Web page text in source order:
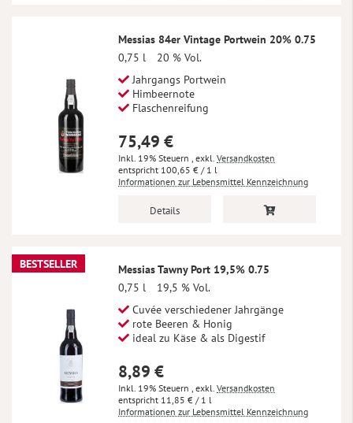
Messias 84er Vintage Portwein 20% 0.75
0,75 l
20 % Vol.
Jahrgangs Portwein
Himbeernote
Flaschenreifung
75,49 €
Inkl. 19% Steuern , exkl. Versandkosten
100,65 € / 1 l
Informationen zur Lebensmittel Kennzeichnung
Details
BESTSELLER
Messias Tawny Port 19,5% 0.75
0,75 l
19,5 % Vol.
Cuvée verschiedener Jahrgänge
rote Beeren & Honig
ideal zu Käse & als Digestif
8,89 €
Inkl. 19% Steuern , exkl. Versandkosten
11,85 € / 1 l
Informationen zur Lebensmittel Kennzeichnung